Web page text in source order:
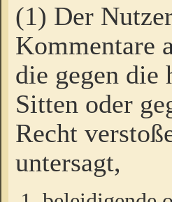
(1) Der
Kommentare
die gegen die
Sitten oder
Recht
untersagt,